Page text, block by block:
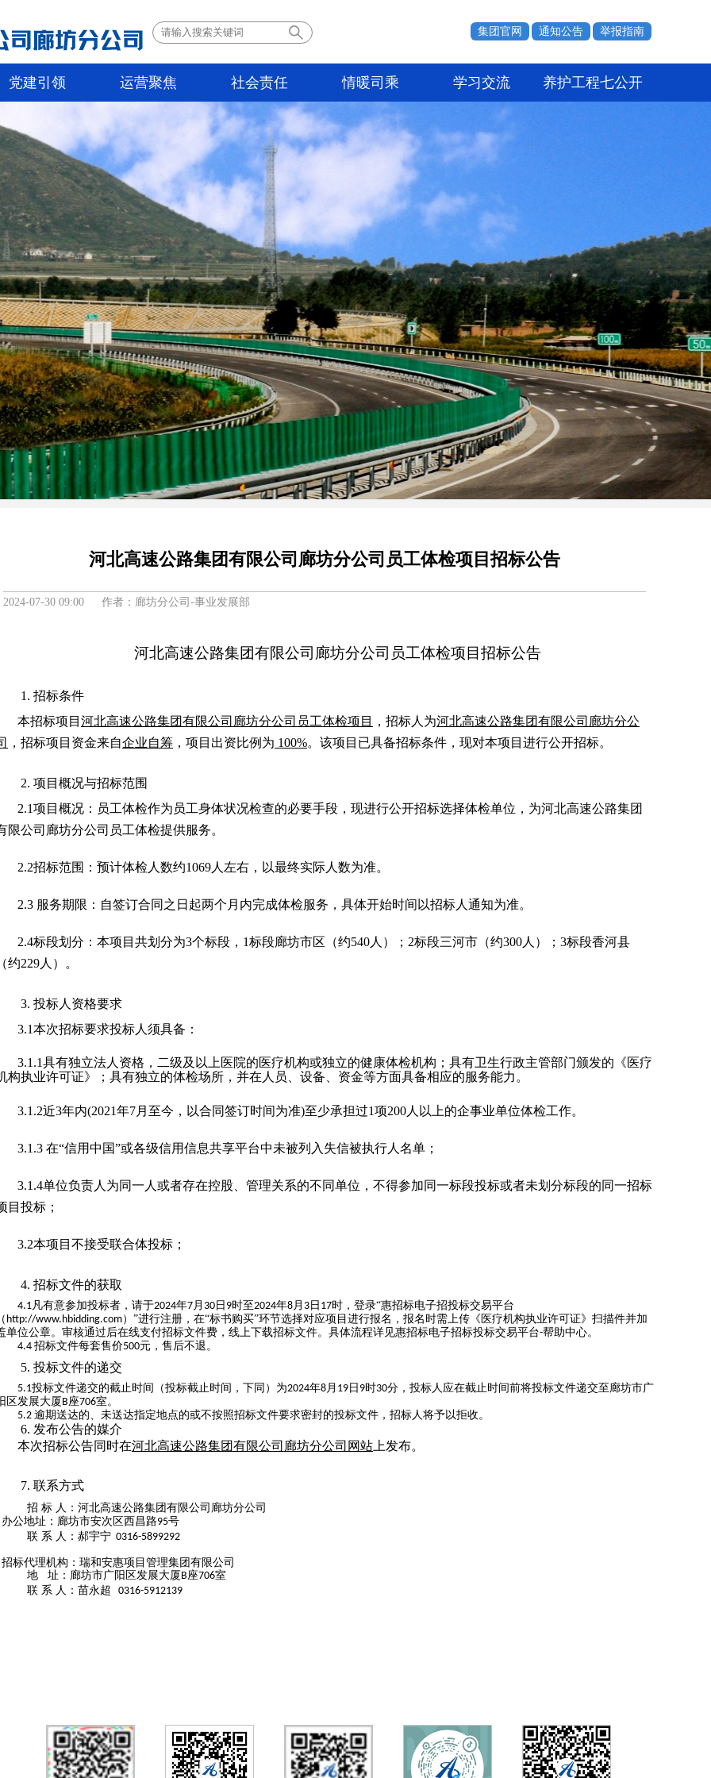
集团官网 通知公告 举报指南
党建引领 运营聚焦 社会责任 情暖司乘 学习交流 养护工程七公开
河北高速公路集团有限公司廊坊分公司员工体检项目招标公告
2024-07-30 09:00 作者：廊坊分公司-事业发展部
河北高速公路集团有限公司廊坊分公司员工体检项目招标公告
1. 招标条件
本招标项目 河北高速公路集团有限公司廊坊分公司员工体检项目 ，招标人为河北高速公路集团有限公司廊坊分公
，招标项目资金来自企业自筹 ，项目出资比例为 100%。该项目已具备招标条件，现对本项目进行公开招标。
2. 项目概况与招标范围
2.1项目概况：员工体检作为员工身体状况检查的必要手段，现进行公开招标选择体检单位，为河北高速公路集团
限公司廊坊分公司员工体检提供服务。
2.2招标范围：预计体检人数约1069人左右，以最终实际人数为准。
2.3 服务期限：自签订合同之日起两个月内完成体检服务，具体开始时间以招标人通知为准。
2.4标段划分：本项目共划分为3个标段， 1标段廊坊市区（约540人）； 2标段三河市（约300人）； 3标段香河县
约229人）。
3. 投标人资格要求
3.1本次招标要求投标人须具备：
3.1.1具有独立法人资格，二级及以上医院的医疗机构或独立的健康体检机构；具有卫生行政主管部门颁发的《医疗
构执业许可证》；具有独立的体检场所，并在人员、设备、资金等方面具备相应的服务能力。
3.1.2近3年内(2021年7月至今，以合同签订时间为准)至少承担过1项200人以上的企事业单位体检工作。
3.1.3 在“信用中国”或各级信用信息共享平台中未被列入失信被执行人名单 ；
3.1.4单位负责人为同一人或者存在控股、管理关系的不同单位，不得参加同一标段投标或者未划分标段的同一招标
目投标；
3.2本项目不接受联合体投标；
4. 招标文件的获取
4.1凡有意参加投标者，请于2024年7月 30 日 9时至2024年8月 3 日 17时，登录“惠招标电子招投标交易平台
http://www.hbidding.com）”进行注册，在“标书购买”环节选择对应项目进行报名，报名时需上传《医疗机构执业许可证》扫描件并加
单位公章。审核通过后在线支付招标文件费，线上下载招标文件。具体流程详见惠招标电子招标投标交易平台-帮助中心。
4.4 招标文件每套售价500元，售后不退。
5. 投标文件的递交
5.1投标文件递交的截止时间（投标截止时间，下同）为2024年8月 19 日 9时30分，投标人应在截止时间前将投标文件递交至廊坊市广
区发展大厦B座706室。
5.2 逾期送达的、未送达指定地点的或不按照招标文件要求密封的投标文件，招标人将予以拒收。
6. 发布公告的媒介
本次招标公告同时在河北高速公路集团有限公司廊坊分公司网站 上发布。
7. 联系方式
招 标 人：河北高速公路集团有限公司廊坊分公司
公地址：廊坊市安次区西昌路95号
联 系 人：郝宇宁 0316-5899292
标代理机构：瑞和安惠项目管理集团有限公司
地
址：廊坊市广阳区发展大厦B座706室
联 系 人：苗永超 0316-5912139